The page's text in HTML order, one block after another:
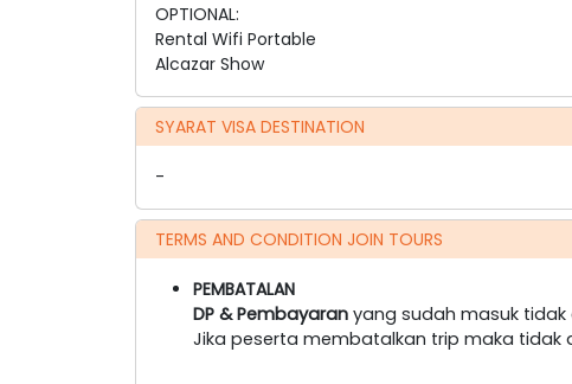
OPTIONAL:
Rental Wifi Portable
Alcazar Show
SYARAT VISA DESTINATION
-
TERMS AND CONDITION JOIN TOURS
PEMBATALAN
DP & Pembayaran yang sudah masuk
Jika peserta membatalkan trip maka tidak